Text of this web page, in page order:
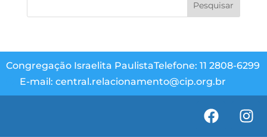
Congregação Israelita PaulistaTelefone: 11 2808-6299
E-mail: central.relacionamento@cip.org.br